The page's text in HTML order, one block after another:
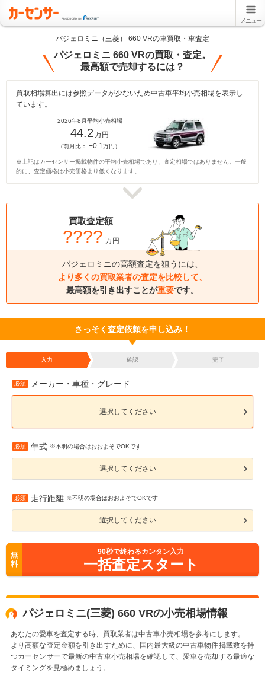
メニュー
パジェロミニ（三菱） 660 VRの車買取・車査定
パジェロミニ 660 VRの買取・査定。
最高額で売却するには？
買取相場算出には参照データが少ないため中古車平均小売相場を表示し
ています。
2026年8月平均小売相場
44.2 万円
（前月比： +0.1万円）
※上記はカーセンサー掲載物件の平均小売相場であり、査定相場ではありません。一般
的に、査定価格は小売価格より低くなります。
買取査定額
???? 万円
パジェロミニの高額査定を狙うには、
より多くの買取業者の査定を比較して、
最高額を引き出すことが重要です。
さっそく査定依頼を申し込み！
入力 確認 完了
必須 メーカー・車種・グレード
選択してください
必須 年式 ※不明の場合はおおよそでOKです
選択してください
必須 走行距離 ※不明の場合はおおよそでOKです
選択してください
無
料
90秒で終わるカンタン入力
一括査定スタート
パジェロミニ(三菱) 660 VRの小売相場情報
あなたの愛車を査定する時、買取業者は中古車小売相場を参考にします。
より高額な査定金額を引き出すために、国内最大級の中古車物件掲載数を持
つカーセンサーで最新の中古車小売相場を確認して、愛車を売却する最適な
タイミングを見極めましょう。